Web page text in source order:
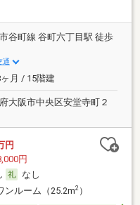
谷町線 谷町六丁目駅 徒歩
通
月 / 15階建
大阪市中央区安堂寺町２
円
円
なし
ンルーム（25.2m2）